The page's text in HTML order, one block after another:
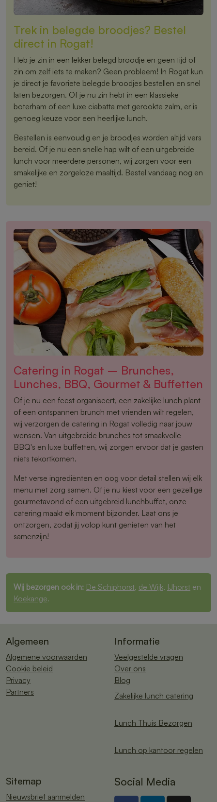
Trek in belegde broodjes? Bestel
direct in Rogat!
Heb je zin in een lekker belegd broodje en geen tijd of
zin om zelf iets te maken? Geen probleem! In Rogat kun
je direct je favoriete belegde broodjes bestellen en snel
laten bezorgen. Of je nu zin hebt in een klassieke
boterham of een luxe ciabatta met gerookte zalm, er is
genoeg keuze voor een heerlijke lunch.
Bestellen is eenvoudig en je broodjes worden altijd vers
bereid. Of je nu een snelle hap wilt of een uitgebreide
lunch voor meerdere personen, wij zorgen voor een
smakelijke en zorgeloze maaltijd. Bestel vandaag nog en
geniet!
Catering in Rogat – Brunches,
Lunches, BBQ, Gourmet & Buffetten
Of je nu een feest organiseert, een zakelijke lunch plant
of een ontspannen brunch met vrienden wilt regelen,
wij verzorgen de catering in Rogat volledig naar jouw
wensen. Van uitgebreide brunches tot smaakvolle
BBQ's en luxe buffetten, wij zorgen ervoor dat je gasten
niets tekortkomen.
Met verse ingrediënten en oog voor detail stellen wij elk
menu met zorg samen. Of je nu kiest voor een gezellige
gourmetavond of een uitgebreid lunchbuffet, onze
catering maakt elk moment bijzonder. Laat ons je
ontzorgen, zodat jij volop kunt genieten van het
samenzijn!
Wij bezorgen ook in: De Schiphorst, de Wijk, IJhorst en
Koekange.
Algemeen
Algemene voorwaarden
Cookie beleid
Privacy
Partners
Informatie
Veelgestelde vragen
Over ons
Blog
Zakelijke lunch catering
Lunch Thuis Bezorgen
Lunch op kantoor regelen
Sitemap
Nieuwsbrief aanmelden
Social Media